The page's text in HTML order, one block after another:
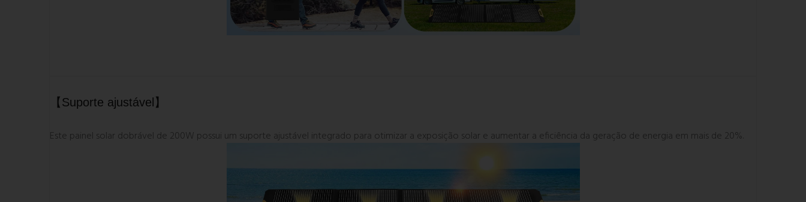
【Suporte ajustável】
Este painel solar dobrável de 200W possui um suporte ajustável integrado para otimizar a exposição solar e aumentar a eficiência da geração de energia em mais de 20%.